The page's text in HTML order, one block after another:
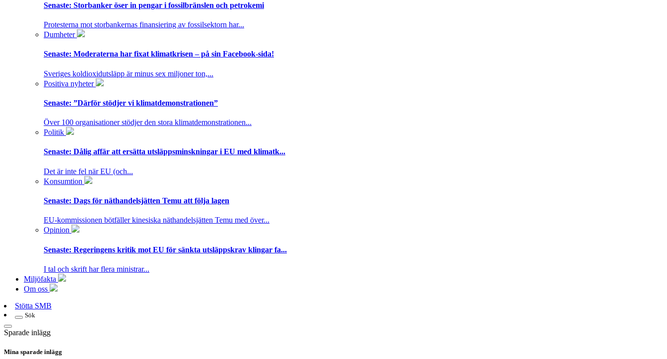
Senaste: Storbanker öser in pengar i fossilbränslen och petrokemi
Protesterna mot storbankernas finansiering av fossilsektorn har...
Dumheter
Senaste: Moderaterna har fixat klimatkrisen – på sin Facebook-sida!
Sveriges koldioxidutsläpp är minus sex miljoner ton,...
Positiva nyheter
Senaste: ”Därför stödjer vi klimatdemonstrationen”
Över 100 organisationer stödjer den stora klimatdemonstrationen...
Politik
Senaste: Dålig affär att ersätta utsläppsminskningar i EU med klimatk...
Det är inte fel när EU (och...
Konsumtion
Senaste: Dags för näthandelsjätten Temu att följa lagen
EU-kommissionen bötfäller kinesiska näthandelsjätten Temu med över...
Opinion
Senaste: Regeringens kritik mot EU för sänkta utsläppskrav klingar fa...
I tal och skrift har flera ministrar...
Miljöfakta
Om oss
Stötta SMB
Sök
Sparade inlägg
Mina sparade inlägg